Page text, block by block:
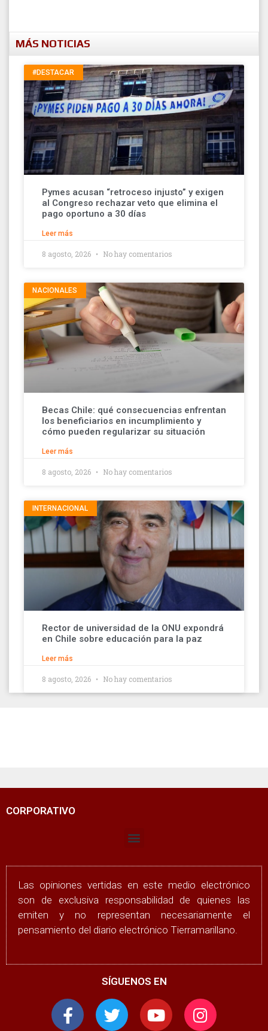
MÁS NOTICIAS
#DESTACAR
Pymes acusan “retroceso injusto” y exigen
al Congreso rechazar veto que elimina el
pago oportuno a 30 días
Leer más
8 agosto, 2026 No hay comentarios
NACIONALES
Becas Chile: qué consecuencias enfrentan
los beneficiarios en incumplimiento y
cómo pueden regularizar su situación
Leer más
8 agosto, 2026 No hay comentarios
INTERNACIONAL
Rector de universidad de la ONU expondrá
en Chile sobre educación para la paz
Leer más
8 agosto, 2026 No hay comentarios
CORPORATIVO
Las opiniones vertidas en este medio electrónico
son de exclusiva responsabilidad de quienes las
emiten y no representan necesariamente el
pensamiento del diario electrónico Tierramarillano.
SÍGUENOS EN